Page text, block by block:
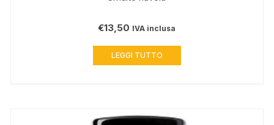
€13,50 IVA inclusa
LEGGI TUTTO